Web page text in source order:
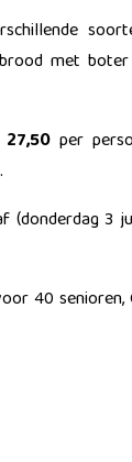
met
per
.
(donderdag 3
40 senioren,